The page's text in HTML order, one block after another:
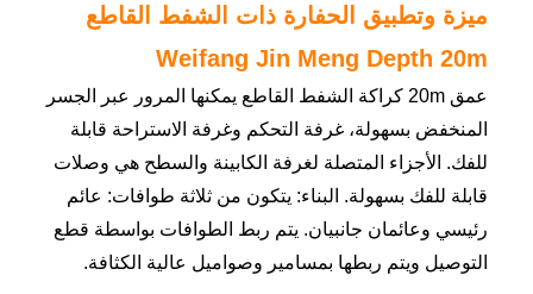
ميزة وتطبيق الحفارة ذات الشفط القاطع
Weifang Jin Meng Depth 20m
عمق 20m كراكة الشفط القاطع يمكنها المرور عبر الجسر
المنخفض بسهولة، غرفة التحكم وغرفة الاستراحة قابلة
للفك. الأجزاء المتصلة لغرفة الكابينة والسطح هي وصلات
قابلة للفك بسهولة. البناء: يتكون من ثلاثة طوافات: عائم
رئيسي وعائمان جانبيان. يتم ربط الطوافات بواسطة قطع
التوصيل ويتم ربطها بمسامير وصواميل عالية الكثافة.